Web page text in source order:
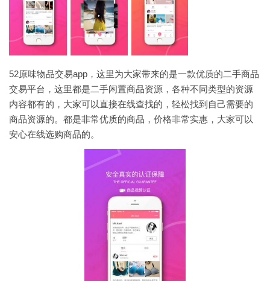
52原味物品交易app，这里为大家带来的是一款优质的二手商品
交易平台，这里都是二手闲置商品资源，各种不同类型的资源
内容都有的，大家可以直接在线查找的，轻松找到自己需要的
商品资源的。都是非常优质的商品，价格非常实惠，大家可以
安心在线选购商品的。